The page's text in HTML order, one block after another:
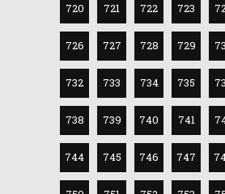
720 721 722 723
726 727 728 729
732 733 734 735
738 739 740 741
744 745 746 747